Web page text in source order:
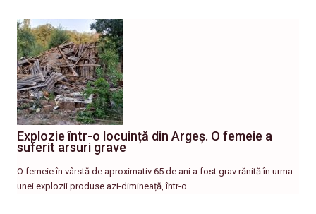
Explozie într-o locuință din Argeș. O femeie a
suferit arsuri grave
O femeie în vârstă de aproximativ 65 de ani a fost grav rănită în urma
unei explozii produse azi-dimineață, într-o…